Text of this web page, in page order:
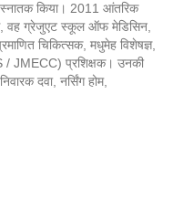
स्नातक किया। 2011 आंतरिक
वह ग्रेजुएट स्कूल ऑफ मेडिसिन,
चिकित्सक, मधुमेह विशेषज्ञ,
/ JMECC) प्रशिक्षक। उनकी
दवा, नर्सिंग होम,